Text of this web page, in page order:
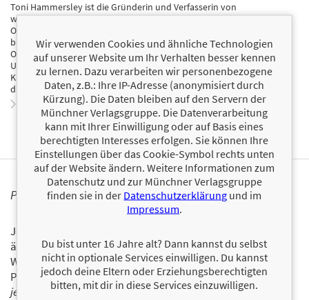
Toni Hammersley ist die Gründerin und Verfasserin von
www.abowlfulloflemons.net, einer Organisations-Website, die
Ordnung in das Leben tausender Menschen auf der ganzen Welt
bringt. Jedes Jahr veranstaltet sie einen populären 14-wöchigen
Ordnungswettbewerb, der anderen bei der Beseitigung von
Unordnung helfen soll. Außerdem ist sie eine geprüfte
Krankenschwester und Fotografin. Sie lebt mit ihrem Mann und ihren
drei Kindern in Charleston, South Carolina.
Zum Profil von Toni Hammersley
PERSONALISIERTE PRODUKTINFORMATIONEN
Ja, ich will über interessante Neuerscheinungen und
ähnliche Produkte informiert werden.
Wir halten Sie per E-Mail auf dem aktuellen Stand über das
Programm der Münchner Verlagsgruppe.Tragen Sie sich
jetzt ein!
Wir verwenden Cookies und ähnliche Technologien
auf unserer Website um Ihr Verhalten besser kennen
zu lernen. Dazu verarbeiten wir personenbezogene
Daten, z.B.: Ihre IP-Adresse (anonymisiert durch
Kürzung). Die Daten bleiben auf den Servern der
Münchner Verlagsgruppe. Die Datenverarbeitung
kann mit Ihrer Einwilligung oder auf Basis eines
berechtigten Interesses erfolgen. Sie können Ihre
Einstellungen über das Cookie-Symbol rechts unten
auf der Website ändern. Weitere Informationen zum
Datenschutz und zur Münchner Verlagsgruppe
finden sie in der Datenschutzerklärung und im
Impressum.
Du bist unter 16 Jahre alt? Dann kannst du selbst
nicht in optionale Services einwilligen. Du kannst
jedoch deine Eltern oder Erziehungsberechtigten
bitten, mit dir in diese Services einzuwilligen.